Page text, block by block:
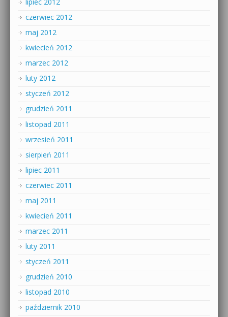
czerwiec 2012
maj 2012
kwiecień 2012
marzec 2012
luty 2012
styczeń 2012
grudzień 2011
listopad 2011
wrzesień 2011
sierpień 2011
lipiec 2011
czerwiec 2011
maj 2011
kwiecień 2011
marzec 2011
luty 2011
styczeń 2011
grudzień 2010
listopad 2010
październik 2010